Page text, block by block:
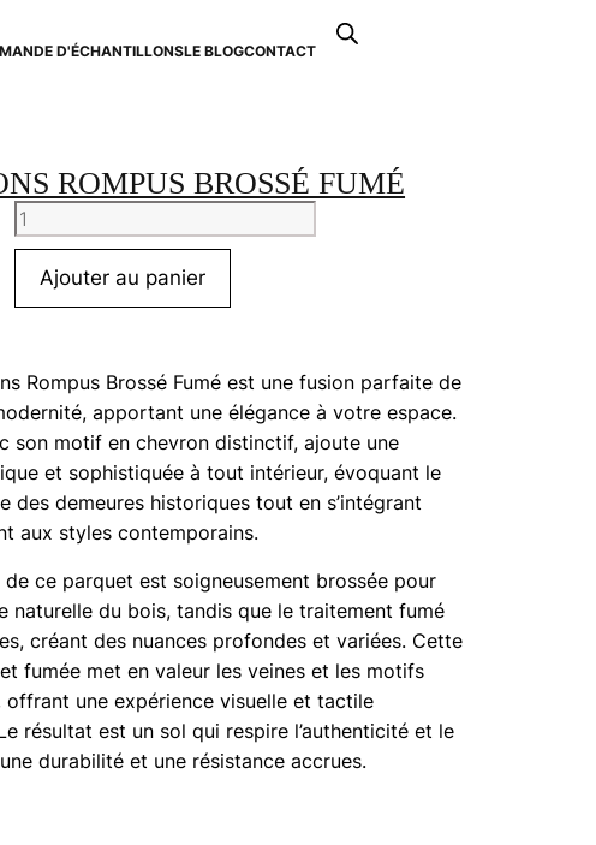
D'ÉCHANTILLONSLE BLOGCONTACT
Recherche
de
ROMPUS BROSSÉ FUMÉ
quantité
de
Bâtons
Rompus
Ajouter au panier
Rompus Brossé Fumé est une fusion parfaite de
apportant une élégance à votre espace.
son motif en chevron distinctif, ajoute une
et sophistiquée à tout intérieur, évoquant le
des demeures historiques tout en s’intégrant
aux styles contemporains.
de ce parquet est soigneusement brossée pour
naturelle du bois, tandis que le traitement fumé
créant des nuances profondes et variées. Cette
fumée met en valeur les veines et les motifs
offrant une expérience visuelle et tactile
résultat est un sol qui respire l’authenticité et le
durabilité et une résistance accrues.